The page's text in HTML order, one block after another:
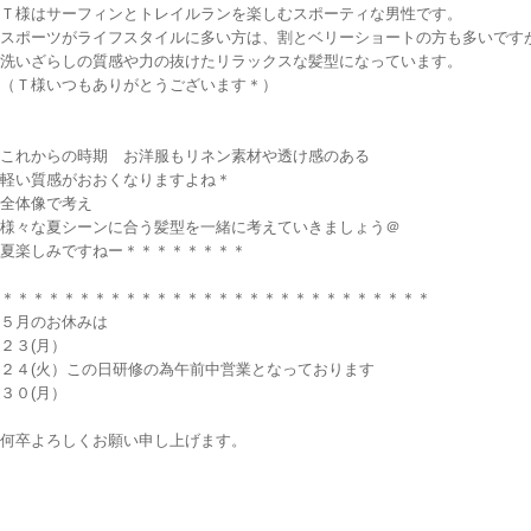
Ｔ様はサーフィンとトレイルランを楽しむスポーティな男性です。
スポーツがライフスタイルに多い方は、割とベリーショートの方も多いです
洗いざらしの質感や力の抜けたリラックスな髪型になっています。
（Ｔ様いつもありがとうございます＊）
これからの時期 お洋服もリネン素材や透け感のある
軽い質感がおおくなりますよね＊
全体像で考え
様々な夏シーンに合う髪型を一緒に考えていきましょう＠
夏楽しみですねー＊＊＊＊＊＊＊＊
＊＊＊＊＊＊＊＊＊＊＊＊＊＊＊＊＊＊＊＊＊＊＊＊＊＊＊＊
５月のお休みは
２３(月）
２４(火）この日研修の為午前中営業となっております
３０(月）
何卒よろしくお願い申し上げます。